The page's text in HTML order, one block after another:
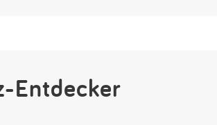
Entdecker